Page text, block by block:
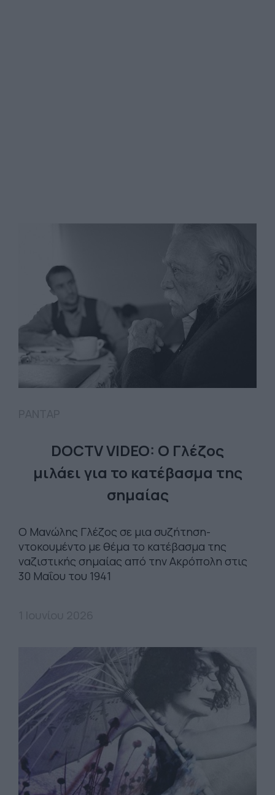
DOCTV VIDEO: Ο Γλέζος
μιλάει για το κατέβασμα της
σημαίας
Ο Μανώλης Γλέζος σε μια συζήτηση-
ντοκουμέντο με θέμα το κατέβασμα της
ναζιστικής σημαίας από την Ακρόπολη στις
30 Μαΐου του 1941